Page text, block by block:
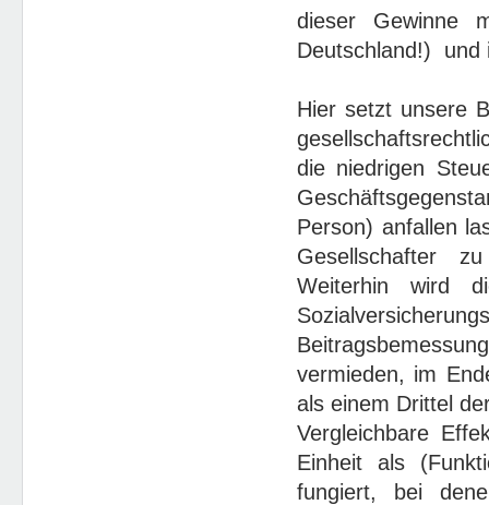
dieser Gewinne
Deutschland!) und
Hier setzt unsere
die niedrigen
Person) anfallen
Gesellschafter
Weiterhin wird
vermieden, im
als einem Drittel
Vergleichbare
Einheit als
fungiert, bei